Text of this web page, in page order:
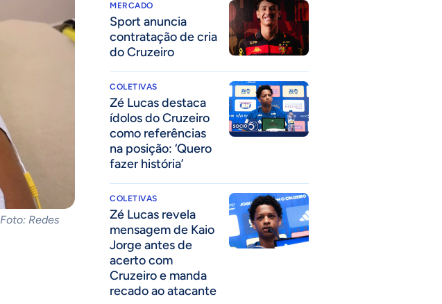
Redes
MERCADO
Sport anuncia
contratação de cria
do Cruzeiro
COLETIVAS
Zé Lucas destaca
ídolos do Cruzeiro
como referências
na posição: ‘Quero
fazer história’
COLETIVAS
Zé Lucas revela
mensagem de Kaio
Jorge antes de
acerto com
Cruzeiro e manda
recado ao atacante